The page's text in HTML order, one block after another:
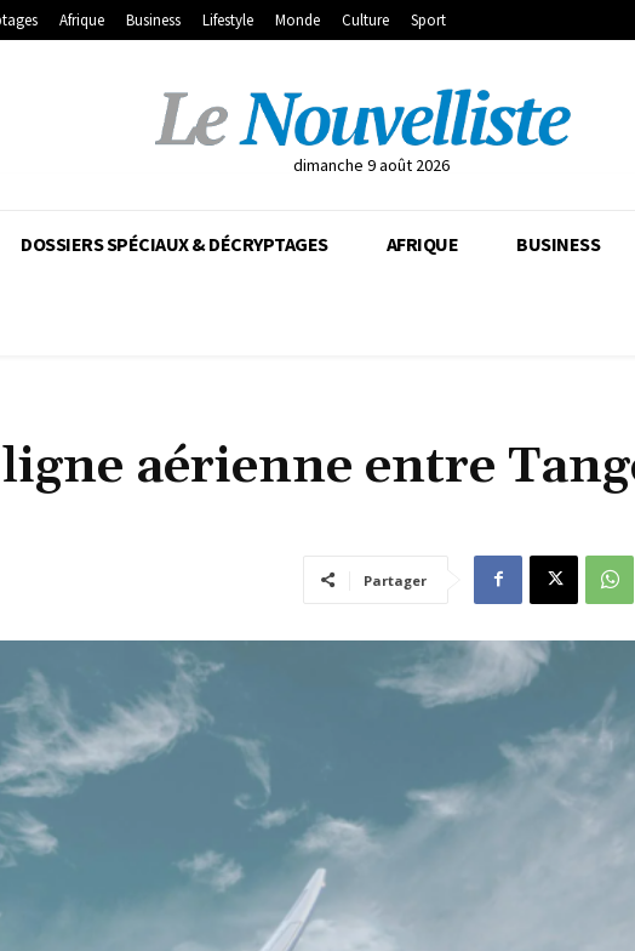
Afrique Business Lifestyle Monde Culture Sport
dimanche 9 août 2026
DOSSIERS SPÉCIAUX & DÉCRYPTAGES AFRIQUE BUSINESS
aérienne entre
Partager